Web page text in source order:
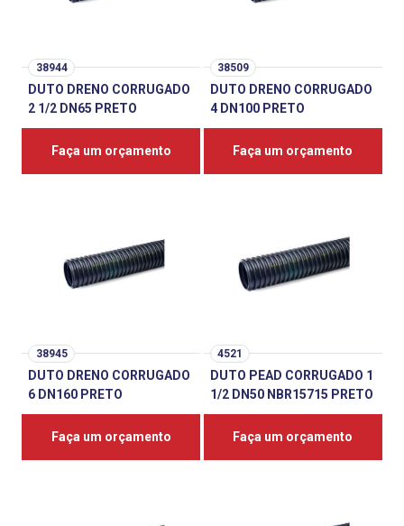
38944
DUTO DRENO CORRUGADO
2 1/2 DN65 PRETO
Faça um orçamento
38509
DUTO DRENO CORRUGADO
4 DN100 PRETO
Faça um orçamento
38945
DUTO DRENO CORRUGADO
6 DN160 PRETO
Faça um orçamento
4521
DUTO PEAD CORRUGADO 1
1/2 DN50 NBR15715 PRETO
Faça um orçamento